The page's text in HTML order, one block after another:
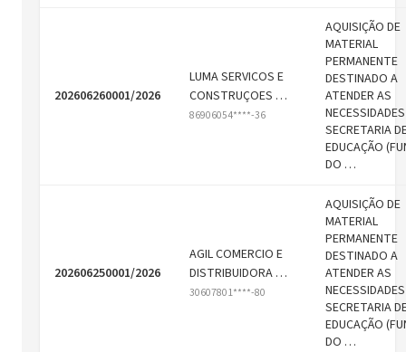
202606260001/2026
LUMA SERVICOS E
CONSTRUÇOES …
86906054****-36
AQUISIÇÃO DE
MATERIAL
PERMANENTE
DESTINADO A
ATENDER AS
SECRETARIA
EDUCAÇÃO
DO …
202606250001/2026
AGIL COMERCIO E
DISTRIBUIDORA …
30607801****-80
AQUISIÇÃO DE
MATERIAL
PERMANENTE
DESTINADO A
ATENDER AS
SECRETARIA
EDUCAÇÃO
DO …